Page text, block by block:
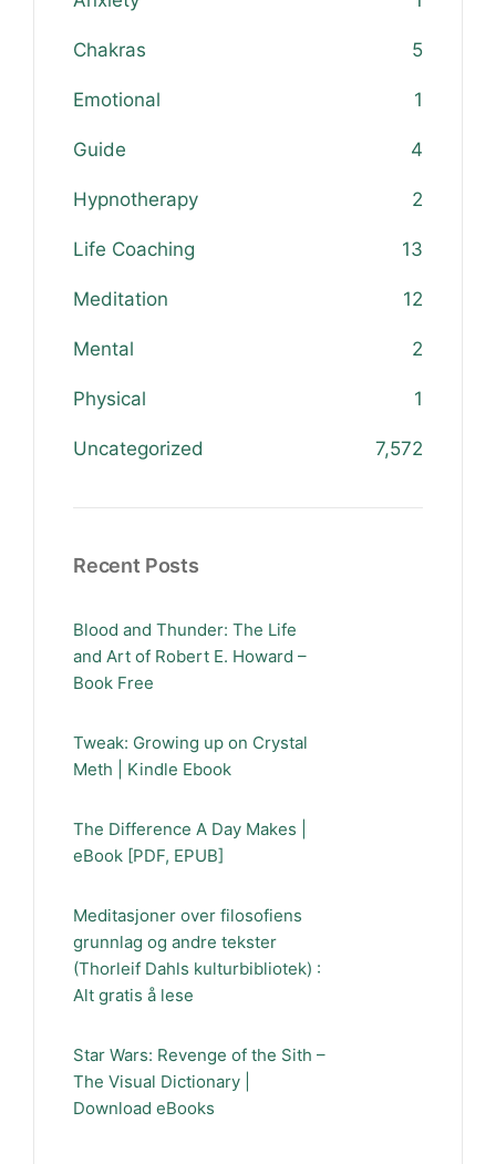
Chakras 5
Emotional 1
Guide 4
Hypnotherapy 2
Life Coaching 13
Meditation 12
Mental 2
Physical 1
Uncategorized 7,572
Recent Posts
Blood and Thunder: The Life
and Art of Robert E. Howard –
Book Free
Tweak: Growing up on Crystal
Meth | Kindle Ebook
The Difference A Day Makes |
eBook [PDF, EPUB]
Meditasjoner over filosofiens
grunnlag og andre tekster
(Thorleif Dahls kulturbibliotek) :
Alt gratis å lese
Star Wars: Revenge of the Sith –
The Visual Dictionary |
Download eBooks